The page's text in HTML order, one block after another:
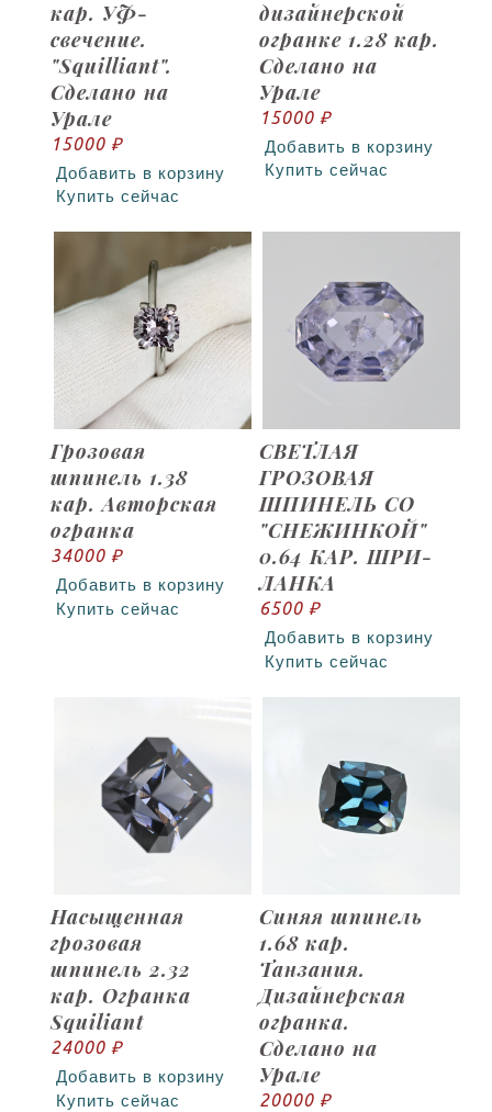
кар. УФ-
свечение.
"Squilliant".
Сделано на
Урале
15000 ₽
Добавить в корзину
Купить сейчас
дизайнерской
огранке 1.28 кар.
Сделано на
Урале
15000 ₽
Добавить в корзину
Купить сейчас
Грозовая
шпинель 1.38
кар. Авторская
огранка
34000 ₽
Добавить в корзину
Купить сейчас
СВЕТЛАЯ
ГРОЗОВАЯ
ШПИНЕЛЬ СО
"СНЕЖИНКОЙ"
0.64 КАР. ШРИ-
ЛАНКА
6500 ₽
Добавить в корзину
Купить сейчас
Насыщенная
грозовая
шпинель 2.32
кар. Огранка
Squiliant
24000 ₽
Добавить в корзину
Купить сейчас
Синяя шпинель
1.68 кар.
Танзания.
Дизайнерская
огранка.
Сделано на
Урале
20000 ₽